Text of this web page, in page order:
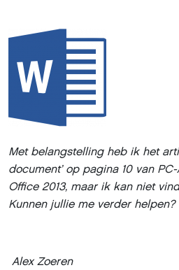
Met belangstelling heb ik het
document’ op pagina 10 van
Office 2013, maar ik kan niet
Kunnen jullie me verder helpen?
Alex Zoeren